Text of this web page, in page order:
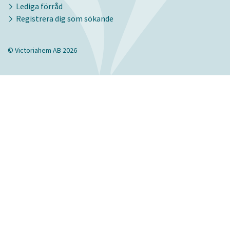
Lediga förråd
Registrera dig som sökande
© Victoriahem AB 2026